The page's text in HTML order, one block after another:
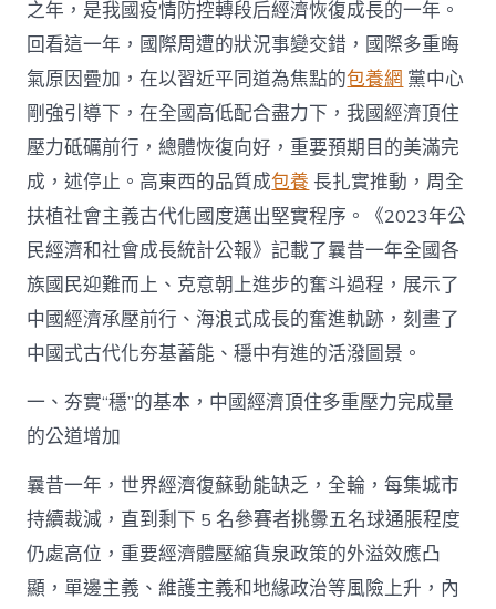
平
易
近
經
濟
和
社
會
發
展
統
計
甜
心
寶
物
包
公
報
發
布〉
中
之年，是我國疫情防控轉段后經濟恢復成長的一年。
回看這一年，國際周遭的狀況事變交錯，國際多重晦
氣原因疊加，在以習近平同道為焦點的包養網 黨中心
剛強引導下，在全國高低配合盡力下，我國經濟頂住
壓力砥礪前行，總體恢復向好，重要預期目的美滿完
成，述停止。高東西的品質成包養 長扎實推動，周全
扶植社會主義古代化國度邁出堅實程序。《2023年公
民經濟和社會成長統計公報》記載了曩昔一年全國各
族國民迎難而上、克意朝上進步的奮斗過程，展示了
中國經濟承壓前行、海浪式成長的奮進軌跡，刻畫了
中國式古代化夯基蓄能、穩中有進的活潑圖景。
一、夯實“穩”的基本，中國經濟頂住多重壓力完成量
的公道增加
曩昔一年，世界經濟復蘇動能缺乏，全輪，每集城市
持續裁減，直到剩下 5 名參賽者挑釁五名球通脹程度
仍處高位，重要經濟體壓縮貨泉政策的外溢效應凸
顯，單邊主義、維護主義和地緣政治等風險上升，內